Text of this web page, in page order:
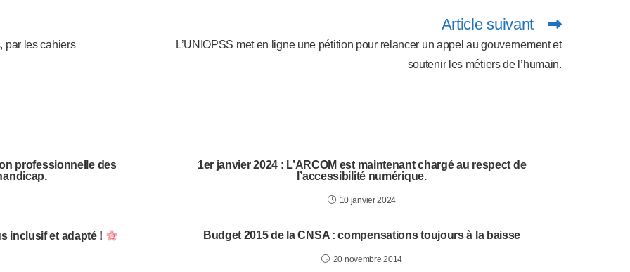
par les cahiers
Article suivant
L’UNIOPSS met en ligne une pétition pour relancer un appel au gouvernement et
soutenir les métiers de l’humain.
professionnelle des
1er janvier 2024 : L’ARCOM est maintenant chargé au respect de
l’accessibilité numérique.
10 janvier 2024
inclusif et adapté ! Budget 2015 de la CNSA : compensations toujours à la baisse
20 novembre 2014